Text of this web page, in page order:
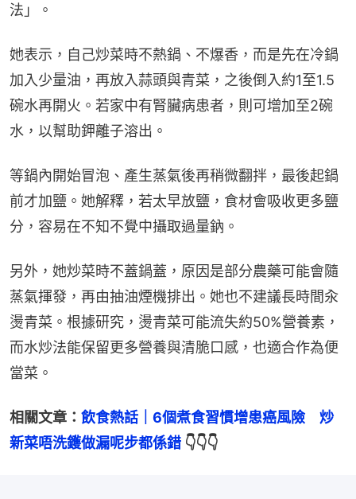
法」。
她表示，自己炒菜時不熱鍋、不爆香，而是先在冷鍋
加入少量油，再放入蒜頭與青菜，之後倒入約1至1.5
碗水再開火。若家中有腎臟病患者，則可增加至2碗
水，以幫助鉀離子溶出。
等鍋內開始冒泡、產生蒸氣後再稍微翻拌，最後起鍋
前才加鹽。她解釋，若太早放鹽，食材會吸收更多鹽
分，容易在不知不覺中攝取過量鈉。
另外，她炒菜時不蓋鍋蓋，原因是部分農藥可能會隨
蒸氣揮發，再由抽油煙機排出。她也不建議長時間汆
燙青菜。根據研究，燙青菜可能流失約50%營養素，
而水炒法能保留更多營養與清脆口感，也適合作為便
當菜。
相關文章： 飲食熱話｜6個煮食習慣增患癌風險　炒
新菜唔洗鑊做漏呢步都係錯 👇👇👇